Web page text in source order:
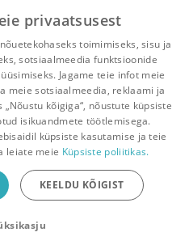
Peter Asmussen
Teated Konto
mobiiliäpp
mugavamalt!
privaatsusest
toimimiseks, sisu ja
sotsiaalmeedia funktsioonide
Jagame teie infot meie
meie sotsiaalmeedia, reklaami ja
kõigiga“, nõustute küpsiste
isikuandmete töötlemisega.
küpsiste kasutamise ja teie
leiate meie Küpsiste poliitikas.
KEELDU KÕIGIST